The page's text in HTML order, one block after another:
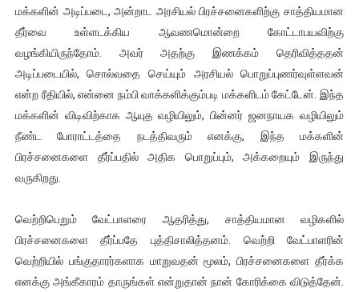
மக்களின் அடிப்படை, அன்றாட அரசியல் பிரச்சனைகளிற்கு சாத்தியமான
தீர்வை உள்ளடக்கிய ஆவணமொன்றை கோட்டாபயவிற்கு
வழங்கியிருந்தோம். அவர் அதற்கு இணக்கம் தெரிவித்ததன்
அடிப்படையில், சொல்வதை செய்யும் அரசியல் பொறுப்புணர்வுள்ளவன்
என்ற ரீதியில், என்னை நம்பி வாக்களிக்கும்படி மக்களிடம் கேட்டேன். இந்த
மக்களின் விடிவிற்காக ஆயுத வழியிலும், பின்னர் ஜனநாயக வழியிலும்
நீண்ட போராட்டத்தை நடத்திவரும் எனக்கு, இந்த மக்களின்
பிரச்சனைகளை தீர்ப்பதில் அதிக பொறுப்பும், அக்கறையும் இருந்து
வருகிறது.
வெற்றிபெறும் வேட்பாளரை ஆதரித்து, சாத்தியமான வழிகளில்
பிரச்சனைகளை தீர்ப்பதே புத்திசாலித்தனம். வெற்றி வேட்பாளரின்
வெற்றியில் பங்குதாரர்களாக மாறுவதன் மூலம், பிரச்சனைகளை தீர்க்க
எனக்கு அங்கீகாரம் தாருங்கள் என்றுதான் நான் கோரிக்கை விடுத்தேன்.